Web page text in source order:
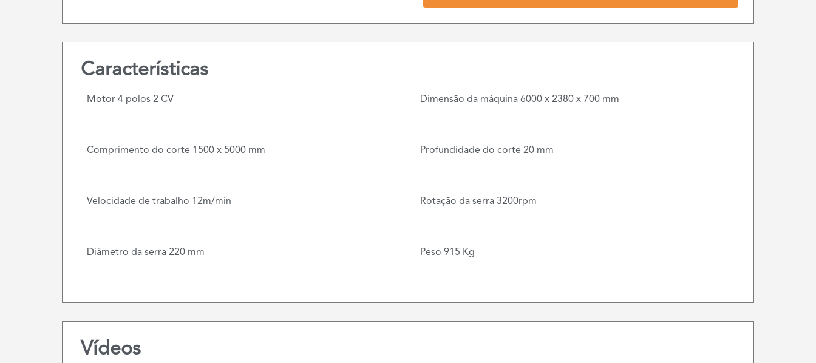
Características
Motor 4 polos 2 CV Dimensão da máquina 6000 x 2380 x 700 mm
Comprimento do corte 1500 x 5000 mm Profundidade do corte 20 mm
Velocidade de trabalho 12m/min Rotação da serra 3200rpm
Diâmetro da serra 220 mm Peso 915 Kg
Vídeos